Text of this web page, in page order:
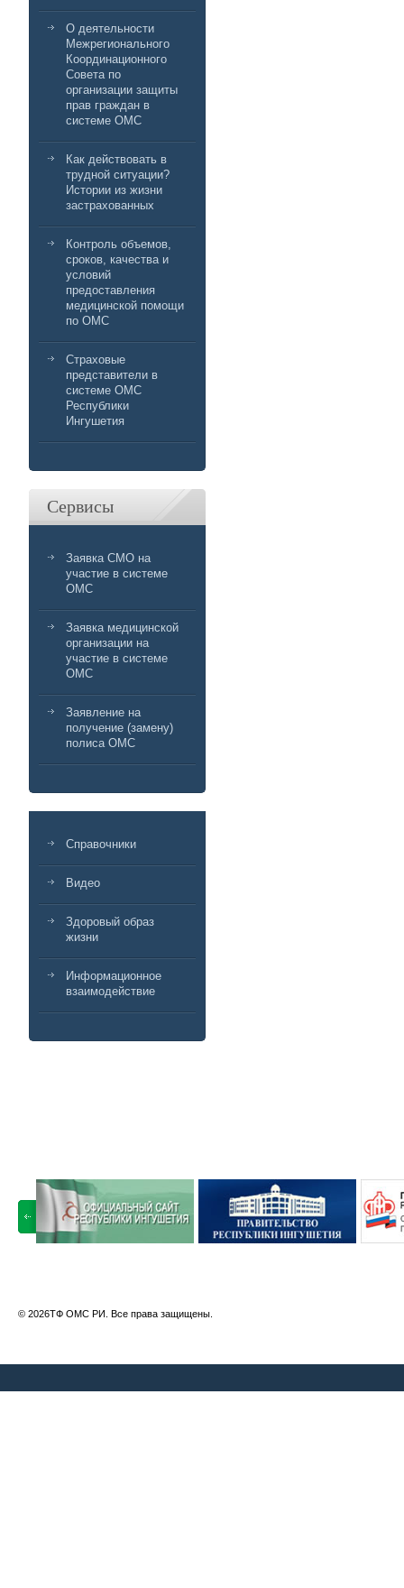
О деятельности
Межрегионального
Координационного
Совета по
организации защиты
прав граждан в
системе ОМС
Как действовать в
трудной ситуации?
Истории из жизни
застрахованных
Контроль объемов,
сроков, качества и
условий
предоставления
медицинской помощи
по ОМС
Страховые
представители в
системе ОМС
Республики
Ингушетия
Сервисы
Заявка СМО на
участие в системе
ОМС
Заявка медицинской
организации на
участие в системе
ОМС
Заявление на
получение (замену)
полиса ОМС
Справочники
Видео
Здоровый образ
жизни
Информационное
взаимодействие
© 2026ТФ ОМС РИ. Все права защищены.